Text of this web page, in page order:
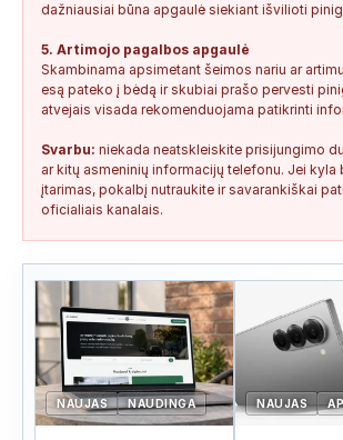
dažniausiai būna apgaulė siekiant išvilioti
5. Artimojo pagalbos apgaulė
Skambinama apsimetant šeimos nariu ar
esą pateko į bėdą ir skubiai prašo pervesti
atvejais visada rekomenduojama patikrinti
Svarbu: niekada neatskleiskite prisijungimo
ar kitų asmeninių informacijų telefonu. Jei kyla
įtarimas, pokalbį nutraukite ir savarankiškai
oficialiais kanalais.
NAUJAS NAUDINGA NAUJAS